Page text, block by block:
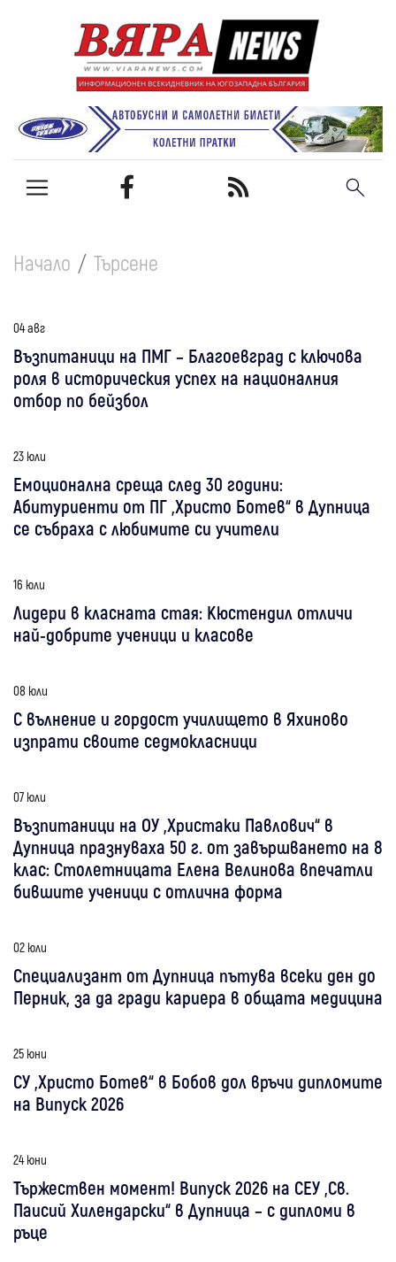
Начало Търсене
04 авг
Възпитаници на ПМГ – Благоевград с ключова
роля в историческия успех на националния
отбор по бейзбол
23 юли
Емоционална среща след 30 години:
Абитуриенти от ПГ „Христо Ботев“ в Дупница
се събраха с любимите си учители
16 юли
Лидери в класната стая: Кюстендил отличи
най-добрите ученици и класове
08 юли
С вълнение и гордост училището в Яхиново
изпрати своите седмокласници
07 юли
Възпитаници на ОУ „Христаки Павлович“ в
Дупница празнуваха 50 г. от завършването на 8
клас: Столетницата Елена Велинова впечатли
бившите ученици с отлична форма
02 юли
Специализант от Дупница пътува всеки ден до
Перник, за да гради кариера в общата медицина
25 юни
СУ „Христо Ботев“ в Бобов дол връчи дипломите
на Випуск 2026
24 юни
Тържествен момент! Випуск 2026 на СЕУ „Св.
Паисий Хилендарски“ в Дупница – с дипломи в
ръце